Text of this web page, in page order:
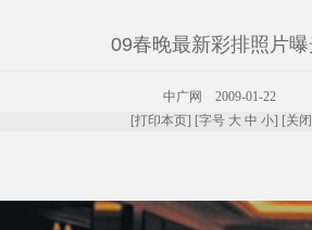
09春晚最新彩排照片
中广网 2009-01-22
[打印本页] [字号 大 中 小] [关闭